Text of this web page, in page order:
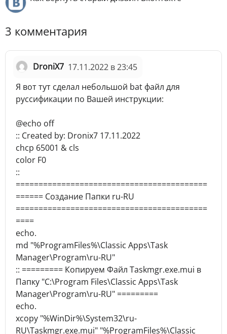
3 комментария
DroniX7 17.11.2022 в 23:45
Я вот тут сделал небольшой bat файл для
руссификации по Вашей инструкции:
@echo off
:: Created by: Dronix7 17.11.2022
chcp 65001 & cls
color F0
::
==========================================
====== Создание Папки ru-RU
==========================================
====
echo.
md "%ProgramFiles%\Classic Apps\Task
Manager\Program\ru-RU"
:: ========= Копируем Файл Taskmgr.exe.mui в
Папку "C:\Program Files\Classic Apps\Task
Manager\Program\ru-RU" =========
echo.
xcopy "%WinDir%\System32\ru-
RU\Taskmgr.exe.mui" "%ProgramFiles%\Classic